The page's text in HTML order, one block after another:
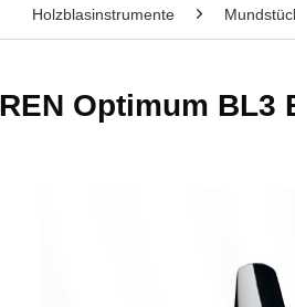
Holzblasinstrumente
Optimum